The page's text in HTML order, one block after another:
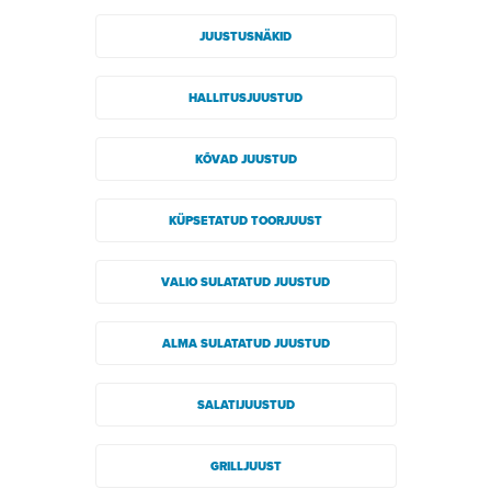
JUUSTUSNÄKID
HALLITUSJUUSTUD
KÕVAD JUUSTUD
KÜPSETATUD TOORJUUST
VALIO SULATATUD JUUSTUD
ALMA SULATATUD JUUSTUD
SALATIJUUSTUD
GRILLJUUST